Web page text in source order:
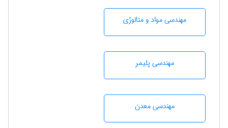
مهندسی مواد و متالوژی
مهندسی پليمر
مهندسی معدن